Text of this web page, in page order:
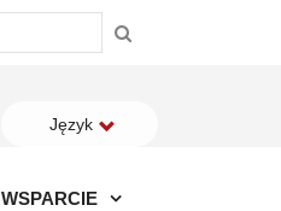
Język
WSPARCIE